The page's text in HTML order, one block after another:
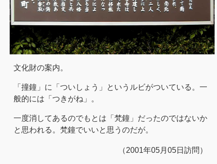
文化財の案内。
「撞鐘」に「ついしょう」というルビがついている。一
般的には「つきがね」。
一度消してあるのでもとは「梵鐘」だったのではないか
と思われる。梵鐘でいいと思うのだが。
（2001年05月05日訪問）